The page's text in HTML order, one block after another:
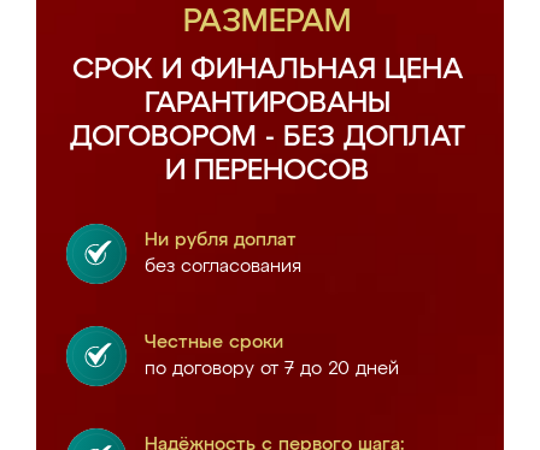
РАЗМЕРАМ
СРОК И ФИНАЛЬНАЯ ЦЕНА
ГАРАНТИРОВАНЫ
ДОГОВОРОМ - БЕЗ ДОПЛАТ
И ПЕРЕНОСОВ
Ни рубля доплат
без согласования
Честные сроки
по договору от 7 до 20 дней
Надёжность с первого шага: